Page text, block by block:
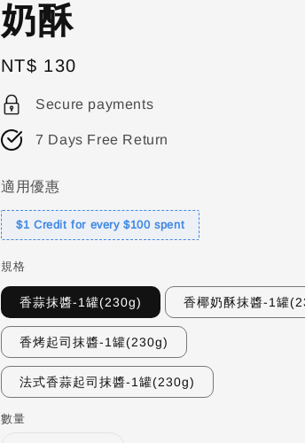
奶酥
Regular
price
NT$ 130
Secure payments
7 Days Free Return
適用優惠
$1 Credit for every $100 spent
規格
香蒜抹醬-1罐(230g) 香椰奶酥抹醬-1罐
香烤起司抹醬-1罐(230g)
法式香蒜起司抹醬-1罐(230g)
數量